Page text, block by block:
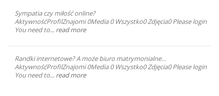
Sympatia czy miłość online?
AktywnośćProfilZnajomi 0Media 0 Wszystko0 Zdjęcia0 Please login
You need to... read more
Randki internetowe? A może biuro matrymonialne…
AktywnośćProfilZnajomi 0Media 0 Wszystko0 Zdjęcia0 Please login
You need to... read more